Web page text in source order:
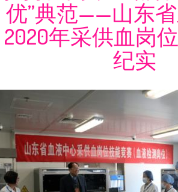
优”典范——山东
2020年采供血岗
纪实